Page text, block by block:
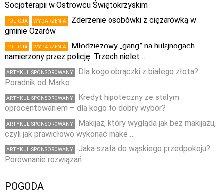
Socjoterapii w Ostrowcu Świętokrzyskim
POLICJA WYDARZENIA
Zderzenie osobówki z ciężarówką w
gminie Ożarów
POLICJA WYDARZENIA
Młodzieżowy „gang” na hulajnogach
namierzony przez policję. Trzech nielet …
ARTYKUŁ SPONSOROWANY
Dla kogo obrączki z białego złota?
Poradnik od Marko
ARTYKUŁ SPONSOROWANY
Kredyt hipoteczny ze stałym
oprocentowaniem – dla kogo to dobry wybór?
ARTYKUŁ SPONSOROWANY
Makijaż, który wygląda jak bez makijażu,
czyli jak prawidłowo wykonać make …
ARTYKUŁ SPONSOROWANY
Jaka szafa do wąskiego przedpokoju?
Porównanie rozwiązań
POGODA